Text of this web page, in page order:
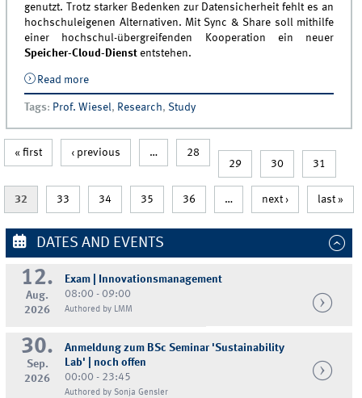
genutzt. Trotz starker Bedenken zur Datensicherheit fehlt es an
hochschuleigenen Alternativen. Mit Sync & Share soll mithilfe
einer hochschul-übergreifenden Kooperation ein neuer
Speicher-Cloud-Dienst entstehen.
Read moreabout Masterstudierende erarbeiten
Marketingstrategie für “Sync &amp; Share” unter der
Supervision von Professor Thorsten Wiesel
Tags: Prof. Wiesel, Research, Study
« first ‹ previous …
28
29
30 31
32 33 34 35 36 … next › last »
DATES AND EVENTS
12.
Aug.
2026
Exam | Innovationsmanagement
08:00 - 09:00
Authored by LMM
30.
Sep.
2026
Anmeldung zum BSc Seminar 'Sustainability
Lab' | noch offen
00:00 - 23:45
Authored by Sonja Gensler